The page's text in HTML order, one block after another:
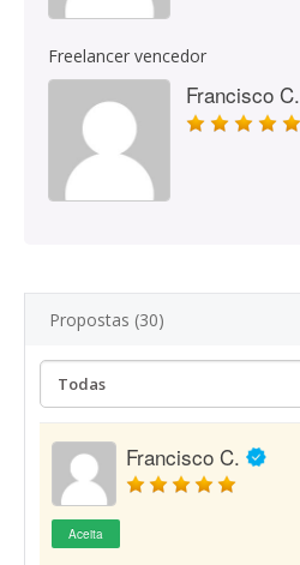
Freelancer vencedor
Francisco C.
Propostas (30)
Francisco C.
Aceita